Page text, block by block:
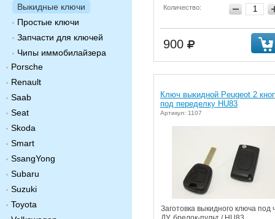
Выкидные ключи
Простые ключи
Запчасти для ключей
Чипы иммобилайзера
Porsche
Renault
Saab
Seat
Skoda
Smart
SsangYong
Subaru
Suzuki
Toyota
Количество:
900
Ключ выкидной Peugeot 2
под переделку HU83
Артикул: 1107
Заготовка выкидного ключа под